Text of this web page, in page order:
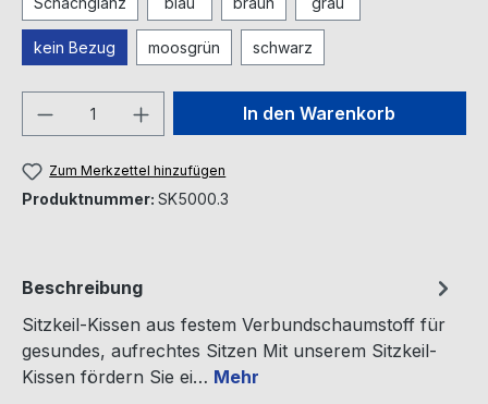
kein Bezug moosgrün schwarz
Produkt Anzahl: Gib denIn den Warenkorb
Zum Merkzettel hinzufügen
Produktnummer: SK5000.3
Beschreibung
Sitzkeil-Kissen aus festem Verbundschaumstoff für
gesundes, aufrechtes Sitzen Mit unserem Sitzkeil-
Kissen fördern Sie ei… Mehr